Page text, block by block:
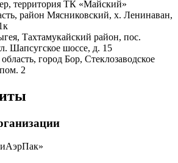
территория ТК «Майский»
район Мясниковский, х. Ленинаван,
Тахтамукайский район, пос.
Шапсугское шоссе, д. 15
город Бор, Стеклозаводское
2